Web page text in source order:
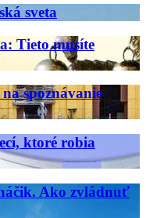
sveta
Tieto musíte
spoznávanie
ktoré robia
Ako zvládnuť